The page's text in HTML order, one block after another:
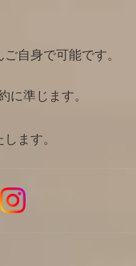
自身で可能です。
に準じます。
ます。